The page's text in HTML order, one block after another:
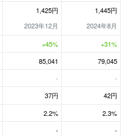
1,425円
2023年12月
1,445円
2024年8月
+45% +31%
85,041 79,045
- -
37円 42円
2.2% 2.3%
- -